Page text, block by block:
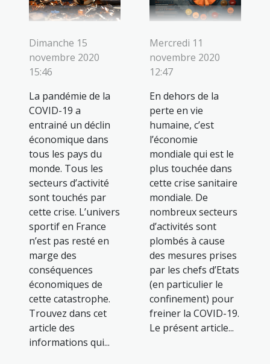
Dimanche 15
novembre 2020
15:46
La pandémie de la
COVID-19 a
entrainé un déclin
économique dans
tous les pays du
monde. Tous les
secteurs d’activité
sont touchés par
cette crise. L’univers
sportif en France
n’est pas resté en
marge des
conséquences
économiques de
cette catastrophe.
Trouvez dans cet
article des
informations qui...
Mercredi 11
novembre 2020
12:47
En dehors de la
perte en vie
humaine, c’est
l’économie
mondiale qui est le
plus touchée dans
cette crise sanitaire
mondiale. De
nombreux secteurs
d’activités sont
plombés à cause
des mesures prises
par les chefs d’Etats
(en particulier le
confinement) pour
freiner la COVID-19.
Le présent article...